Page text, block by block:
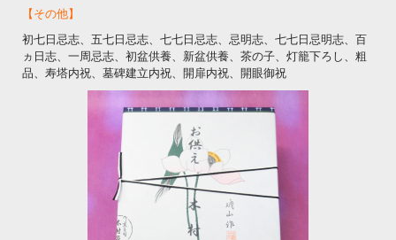
【その他】
初七日忌志、五七日忌志、七七日忌志、忌明志、七七日忌明志、百
ヵ日志、一周忌志、初盆供養、新盆供養、茶の子、灯籠下ろし、粗
品、寿塔内祝、墓碑建立内祝、開扉内祝、開眼御祝